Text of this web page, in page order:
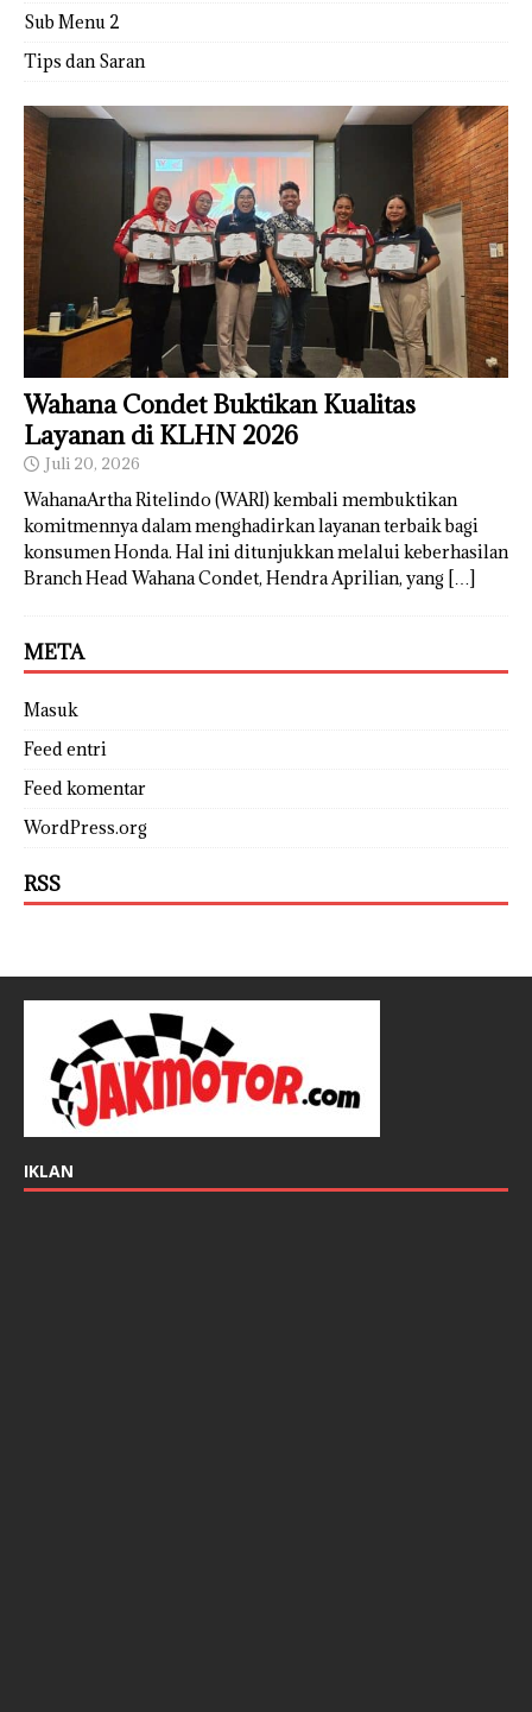
Sub Menu 2
Tips dan Saran
Wahana Condet Buktikan Kualitas
Layanan di KLHN 2026
Juli 20, 2026
WahanaArtha Ritelindo (WARI) kembali membuktikan
komitmennya dalam menghadirkan layanan terbaik bagi
konsumen Honda. Hal ini ditunjukkan melalui keberhasilan
Branch Head Wahana Condet, Hendra Aprilian, yang […]
META
Masuk
Feed entri
Feed komentar
WordPress.org
RSS
IKLAN